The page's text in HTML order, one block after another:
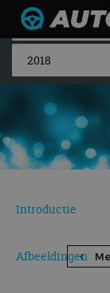
Autonieuws
Podcast
Autotests
Automerken
Adverteren
Contact
Introductie
Afbeeldingen